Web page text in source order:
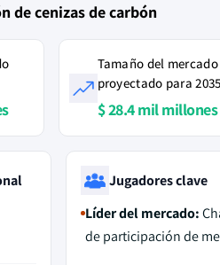
de cenizas de carbón
Tamaño del mercado
proyectado para 2035
$ 28.4 mil millones
Jugadores clave
Líder del mercado:
de participación de